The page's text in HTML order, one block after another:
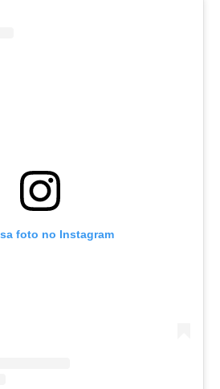
foto no Instagram